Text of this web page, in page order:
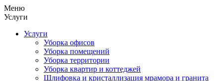
Меню
Услуги
Услуги
Уборка офисов
Уборка помещений
Уборка территории
Уборка квартир и коттеджей
Шлифовка и кристаллизация мрамора и гранита